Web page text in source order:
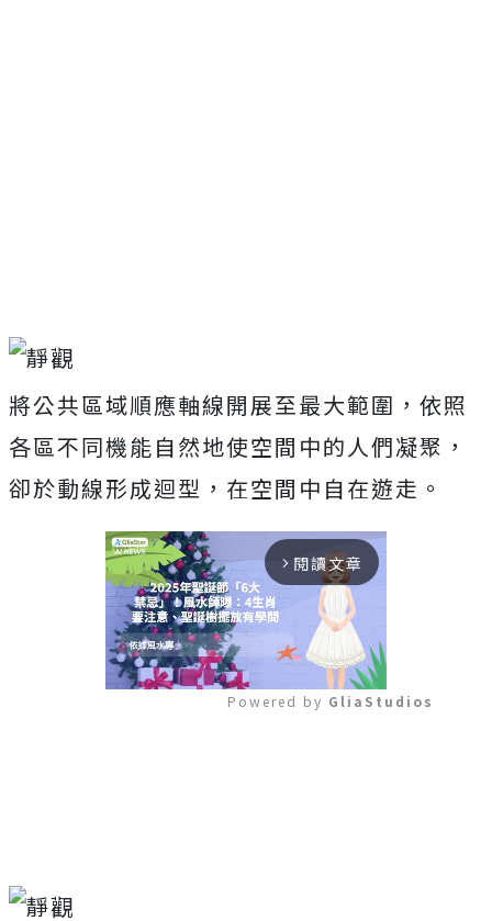
將公共區域順應軸線開展至最大範圍，依照
各區不同機能自然地使空間中的人們凝聚，
卻於動線形成迴型，在空間中自在遊走。
arrow_forward_ios 閱讀文章
Powered by GliaStudios